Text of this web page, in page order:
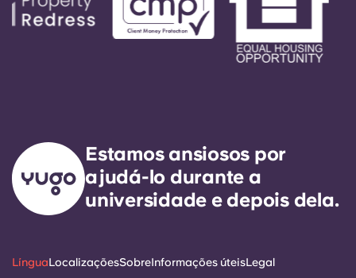
Estamos ansiosos por
ajudá-lo durante a
universidade e depois dela.
LínguaLocalizaçõesSobreInformações úteisLegal